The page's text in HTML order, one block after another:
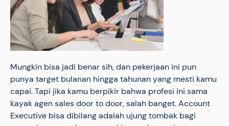
Mungkin bisa jadi benar sih, dan pekerjaan ini pun
punya target bulanan hingga tahunan yang mesti kamu
capai. Tapi jika kamu berpikir bahwa profesi ini sama
kayak agen sales door to door, salah banget. Account
Executive bisa dibilang adalah ujung tombak bagi